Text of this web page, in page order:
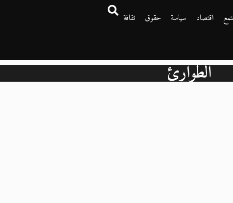
اقتصاد سياسة حقوق
ثقافة
الطوارئ